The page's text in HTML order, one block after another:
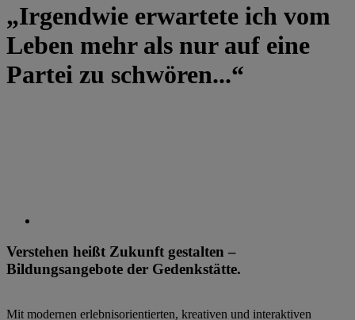
„Irgendwie erwartete ich vom
Leben mehr als nur auf eine
Partei zu schwören...“
Verstehen heißt Zukunft gestalten –
Bildungsangebote der Gedenkstätte.
Mit modernen erlebnisorientierten, kreativen und interaktiven